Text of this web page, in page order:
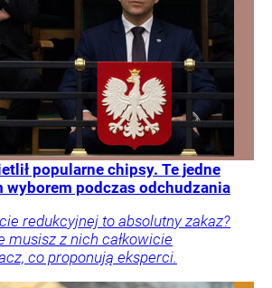
popularne chipsy. Te jedne
wyborem podczas odchudzania
redukcyjnej to absolutny zakaz?
musisz z nich całkowicie
co proponują eksperci.